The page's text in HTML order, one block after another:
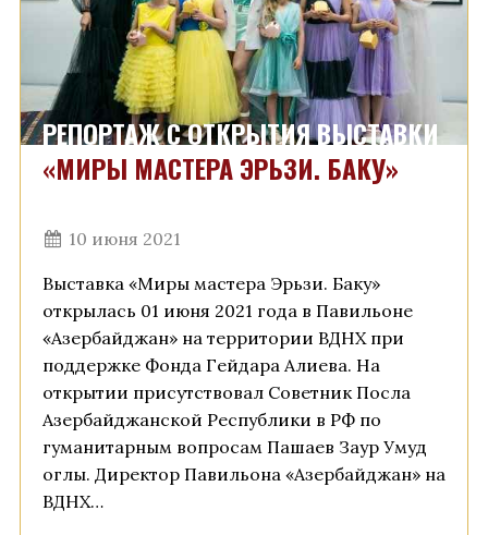
РЕПОРТАЖ С ОТКРЫТИЯ ВЫСТАВКИ
«МИРЫ МАСТЕРА ЭРЬЗИ. БАКУ»
10 июня 2021
Выставка «Миры мастера Эрьзи. Баку»
открылась 01 июня 2021 года в Павильоне
«Азербайджан» на территории ВДНХ при
поддержке Фонда Гейдара Алиева. На
открытии присутствовал Советник Посла
Азербайджанской Республики в РФ по
гуманитарным вопросам Пашаев Заур Умуд
оглы. Директор Павильона «Азербайджан» на
ВДНХ…